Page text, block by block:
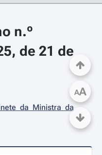
n.º
de 21 de
da Ministra da
AA